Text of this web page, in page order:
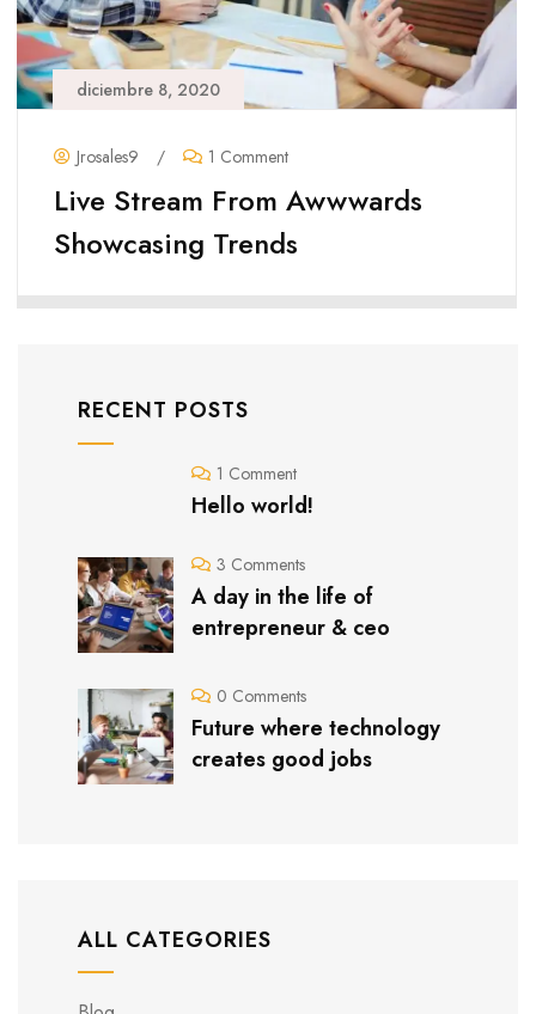
diciembre 8, 2020
Jrosales9 / 1 Comment
Live Stream From Awwwards
Showcasing Trends
RECENT POSTS
1 Comment
Hello world!
3 Comments
A day in the life of
entrepreneur & ceo
0 Comments
Future where technology
creates good jobs
ALL CATEGORIES